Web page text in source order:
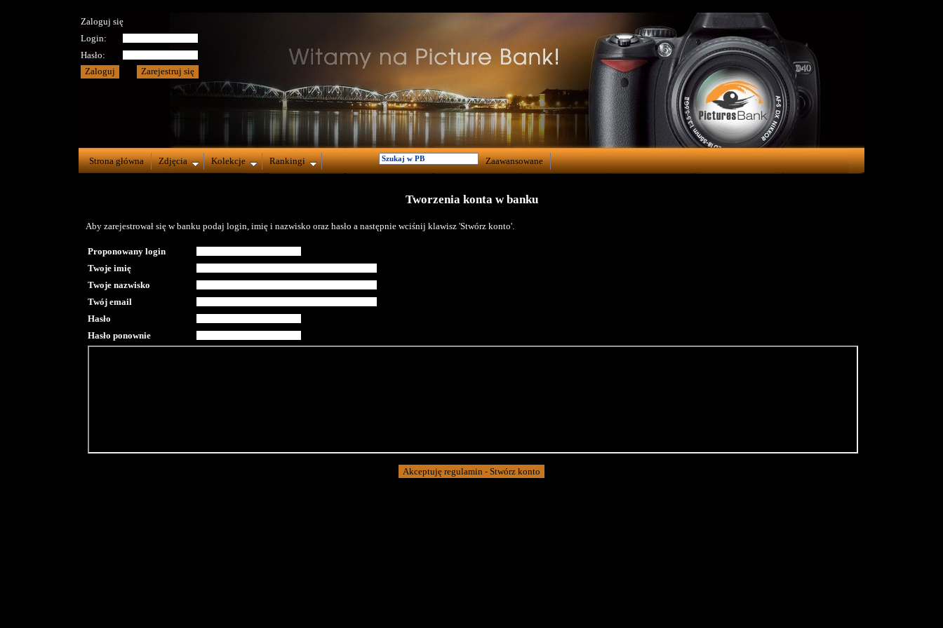
Zaloguj się
Login:
Hasło:
Strona główna Zdjęcia Kolekcje Rankingi Zaawansowane
Tworzenia konta w banku
Aby zarejestrował się w banku podaj login, imię i nazwisko oraz hasło a następnie wciśnij klawisz 'Stwórz konto'.
Proponowany login
Twoje imię
Twoje nazwisko
Twój email
Hasło
Hasło ponownie